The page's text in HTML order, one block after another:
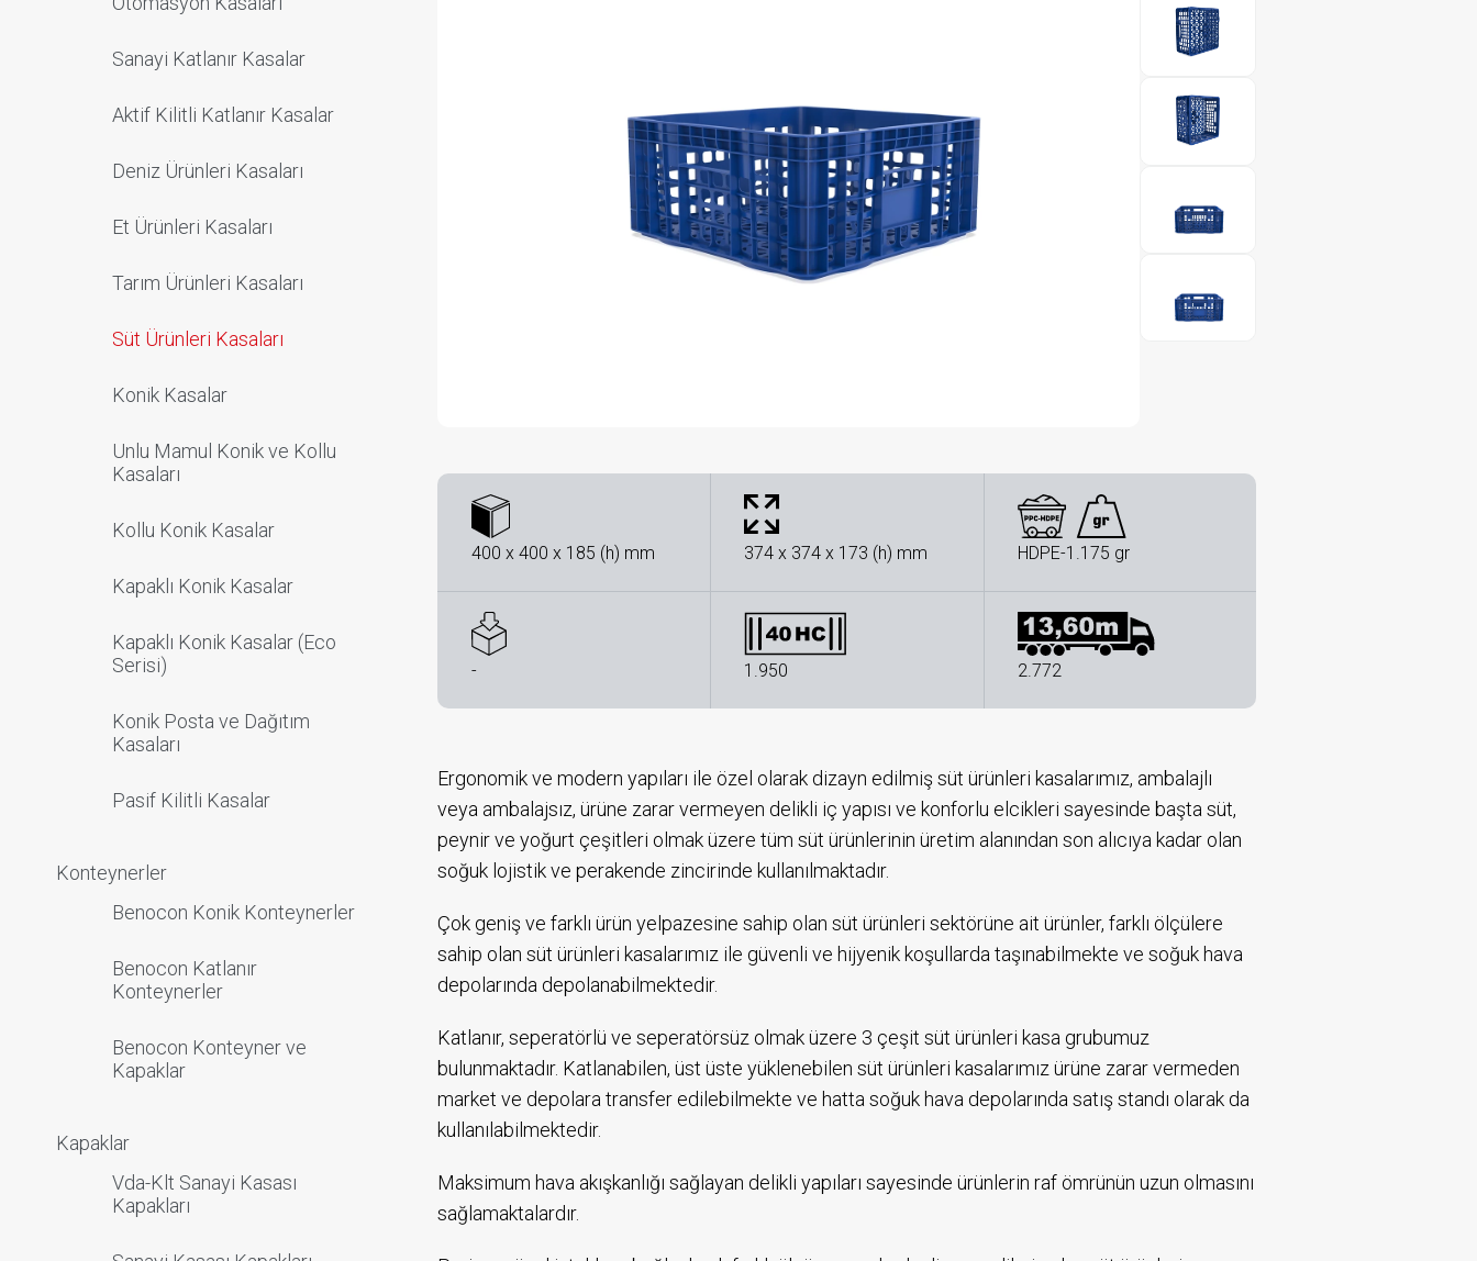
Sanayi Katlanır Kasalar
Aktif Kilitli Katlanır Kasalar
Deniz Ürünleri Kasaları
Et Ürünleri Kasaları
Tarım Ürünleri Kasaları
Süt Ürünleri Kasaları
Konik Kasalar
Unlu Mamul Konik ve Kollu
Kasaları
Kollu Konik Kasalar
Kapaklı Konik Kasalar
Kapaklı Konik Kasalar (Eco
Serisi)
Konik Posta ve Dağıtım
Kasaları
Pasif Kilitli Kasalar
Konteynerler
Benocon Konik Konteynerler
Benocon Katlanır
Konteynerler
Benocon Konteyner ve
Kapaklar
Kapaklar
Vda-Klt Sanayi Kasası
Kapakları
400 x 400 x 185 (h) mm 374 x 374 x 173 (h) mm HDPE-1.175 gr
- 1.950 2.772
Ergonomik ve modern yapıları ile özel olarak dizayn edilmiş süt ürünleri kasalarımız, ambalajlı
veya ambalajsız, ürüne zarar vermeyen delikli iç yapısı ve konforlu elcikleri sayesinde başta süt,
peynir ve yoğurt çeşitleri olmak üzere tüm süt ürünlerinin üretim alanından son alıcıya kadar olan
soğuk lojistik ve perakende zincirinde kullanılmaktadır.
Çok geniş ve farklı ürün yelpazesine sahip olan süt ürünleri sektörüne ait ürünler, farklı ölçülere
sahip olan süt ürünleri kasalarımız ile güvenli ve hijyenik koşullarda taşınabilmekte ve soğuk hava
depolarında depolanabilmektedir.
Katlanır, seperatörlü ve seperatörsüz olmak üzere 3 çeşit süt ürünleri kasa grubumuz
bulunmaktadır. Katlanabilen, üst üste yüklenebilen süt ürünleri kasalarımız ürüne zarar vermeden
market ve depolara transfer edilebilmekte ve hatta soğuk hava depolarında satış standı olarak da
kullanılabilmektedir.
Maksimum hava akışkanlığı sağlayan delikli yapıları sayesinde ürünlerin raf ömrünün uzun olmasını
sağlamaktalardır.